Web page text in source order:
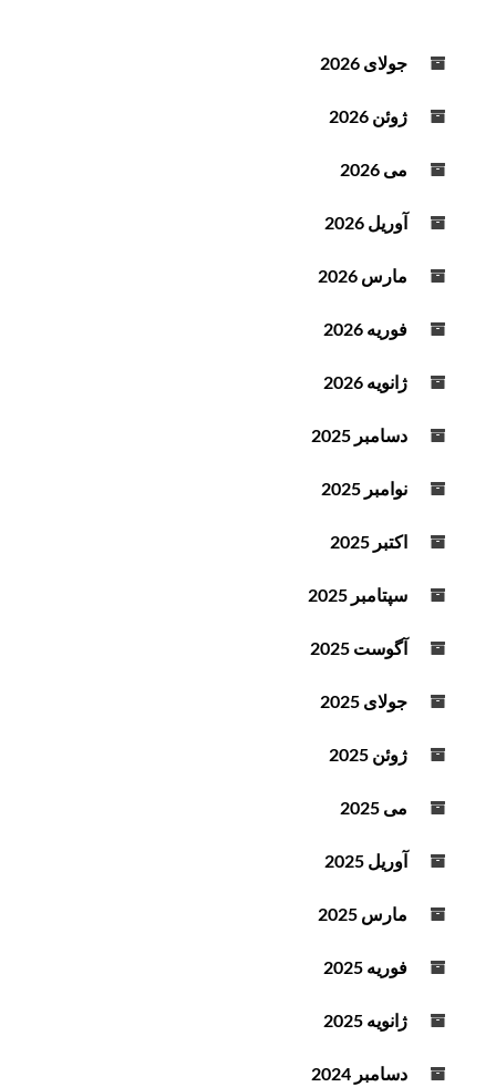
ه
و
جولای 2026
ژوئن 2026
می 2026
آوریل 2026
مارس 2026
فوریه 2026
ژانویه 2026
دسامبر 2025
نوامبر 2025
اکتبر 2025
سپتامبر 2025
آگوست 2025
جولای 2025
ژوئن 2025
می 2025
آوریل 2025
مارس 2025
فوریه 2025
ژانویه 2025
دسامبر 2024